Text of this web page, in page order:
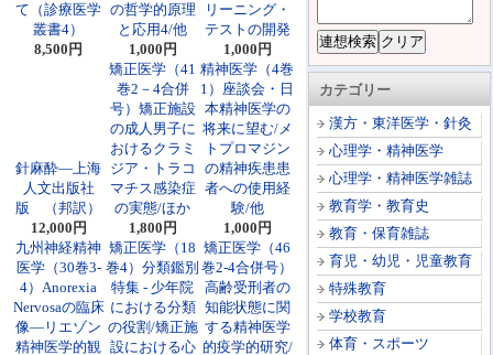
カテゴリー
漢方・東洋医学・針灸
心理学・精神医学
心理学・精神医学雑誌
教育学・教育史
教育・保育雑誌
育児・幼児・児童教育
特殊教育
学校教育
体育・スポーツ
て（診療医学
叢書4）
8,500円
の哲学的原理
と応用4/他
1,000円
リーニング・
テストの開発
1,000円
針麻酔―上海
人文出版社
版 （邦訳）
12,000円
矯正医学（41
巻2－4合併
号）矯正施設
の成人男子に
おけるクラミ
ジア・トラコ
マチス感染症
の実態/ほか
1,800円
精神医学（4巻
1）座談会・日
本精神医学の
将来に望む/メ
トプロマジン
の精神疾患患
者への使用経
験/他
1,000円
九州神経精神
医学（30巻3-
4）Anorexia
Nervosaの臨床
像―リエゾン
精神医学的観
矯正医学（18
巻4）分類鑑別
特集 - 少年院
における分類
の役割/矯正施
設における心
矯正医学（46
巻2-4合併号）
高齢受刑者の
知能状態に関
する精神医学
的疫学的研究/